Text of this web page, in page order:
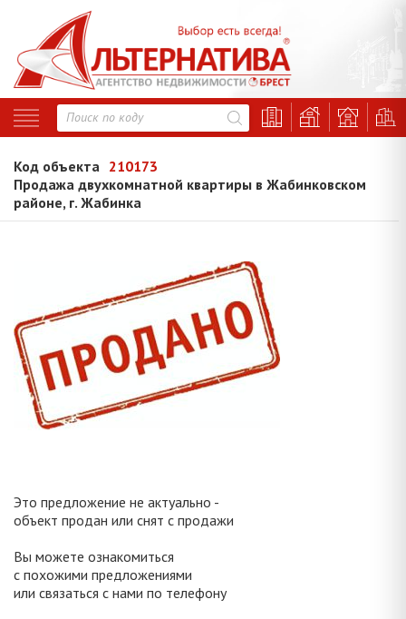
Код объекта 210173
Продажа двухкомнатной квартиры в Жабинковском
районе, г. Жабинка
Это предложение не актуально -
объект продан или снят с продажи
Вы можете ознакомиться
с похожими предложениями
или связаться с нами по телефону